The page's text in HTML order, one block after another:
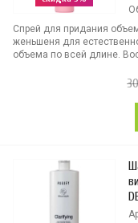
Спрей для придания
женьшеня для
объема по всей длине.